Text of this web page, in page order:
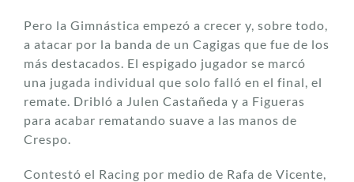
Pero la Gimnástica empezó a crecer y, sobre todo,
a atacar por la banda de un Cagigas que fue de los
más destacados. El espigado jugador se marcó
una jugada individual que solo falló en el final, el
remate. Dribló a Julen Castañeda y a Figueras
para acabar rematando suave a las manos de
Crespo.
Contestó el Racing por medio de Rafa de Vicente,